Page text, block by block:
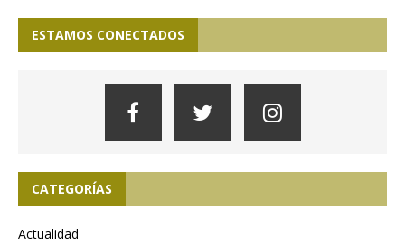
ESTAMOS CONECTADOS
CATEGORÍAS
Actualidad